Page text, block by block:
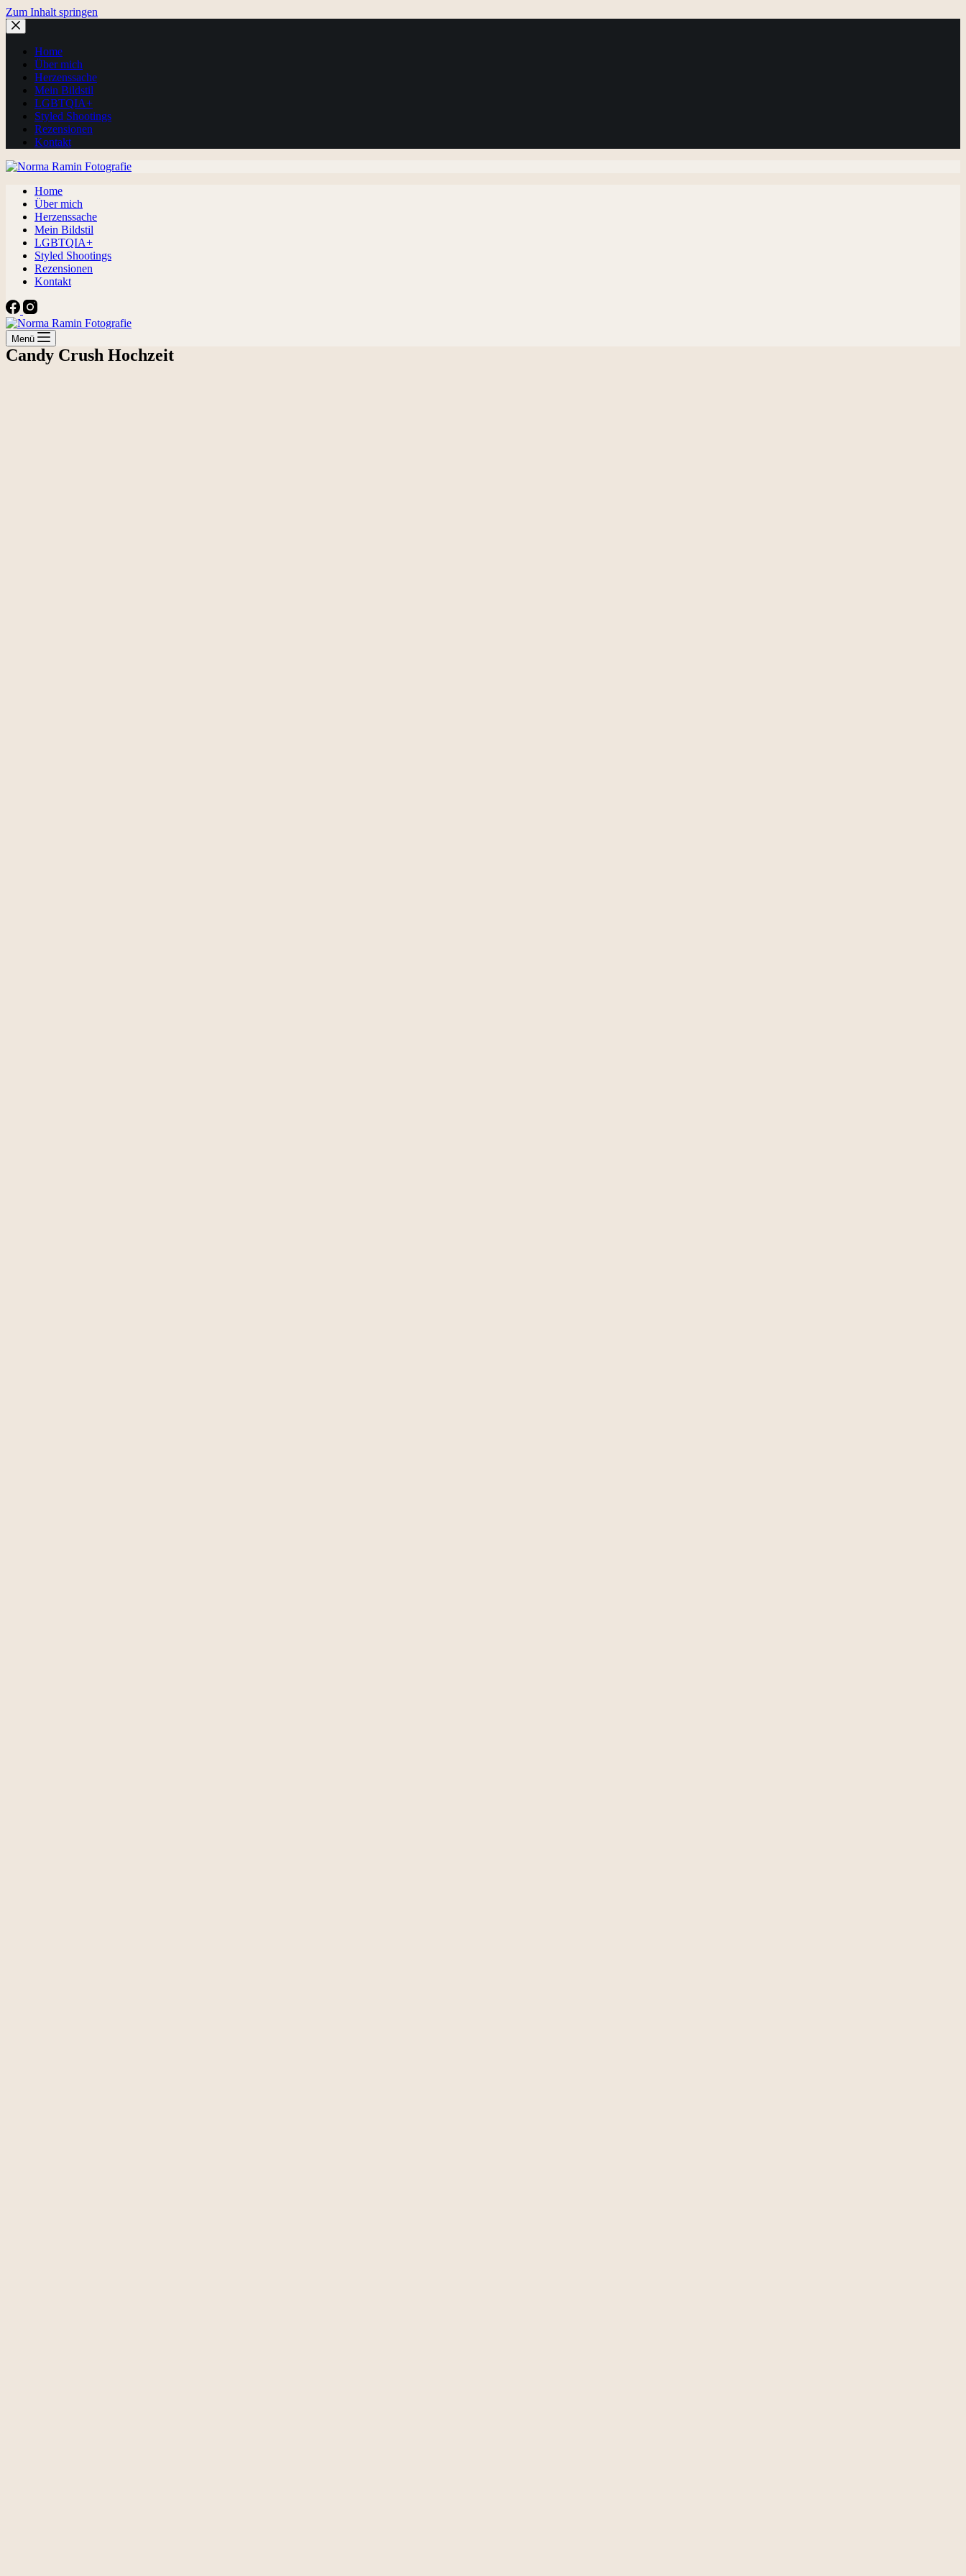
Zum Inhalt springen
Home
Über mich
Herzenssache
Mein Bildstil
LGBTQIA+
Styled Shootings
Rezensionen
Kontakt
Home
Über mich
Herzenssache
Mein Bildstil
LGBTQIA+
Styled Shootings
Rezensionen
Kontakt
Menü
Candy Crush Hochzeit